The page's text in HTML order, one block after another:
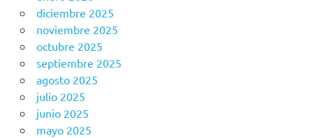
diciembre 2025
noviembre 2025
octubre 2025
septiembre 2025
agosto 2025
julio 2025
junio 2025
mayo 2025